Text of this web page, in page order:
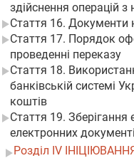
здійснення операцій з
Стаття 16. Документи
Стаття 17. Порядок
проведенні переказу
Стаття 18.
банківській системі
коштів
Стаття 19. Зберігання
електронних
Розділ IV